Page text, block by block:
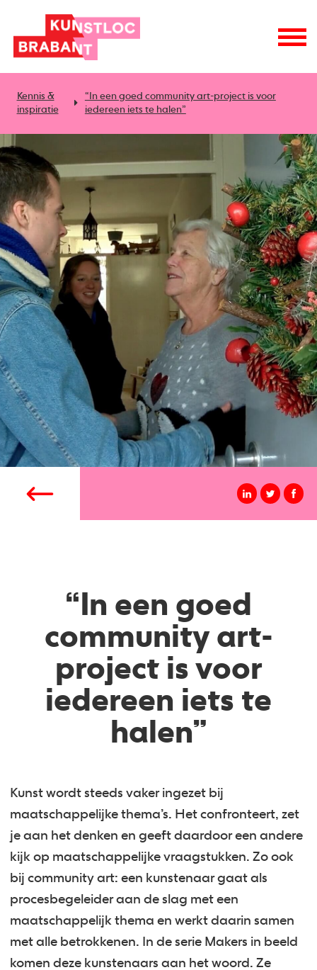
Kennis &
inspiratie
“In een goed community art-project is voor
iedereen iets te halen”
“In een goed
community art-
project is voor
iedereen iets te
halen”
Kunst wordt steeds vaker ingezet bij
maatschappelijke thema’s. Het confronteert, zet
je aan het denken en geeft daardoor een andere
kijk op maatschappelijke vraagstukken. Zo ook
bij community art: een kunstenaar gaat als
procesbegeleider aan de slag met een
maatschappelijk thema en werkt daarin samen
met alle betrokkenen. In de serie Makers in beeld
komen deze kunstenaars aan het woord. Ze